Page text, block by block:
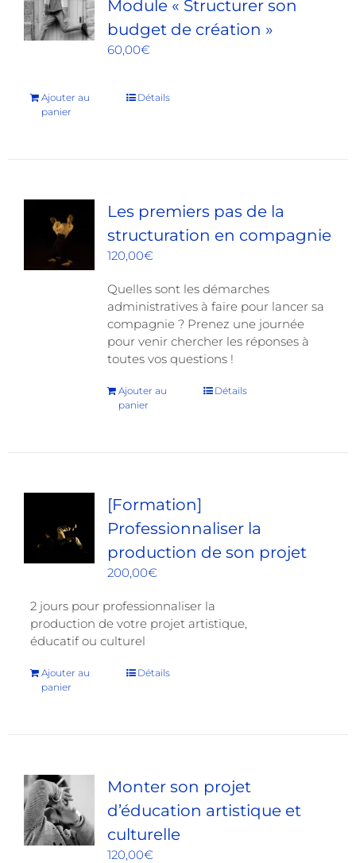
Module « Structurer son
budget de création »
60,00€
Ajouter au
panier
Détails
Les premiers pas de la
structuration en compagnie
120,00€
Quelles sont les démarches
administratives à faire pour lancer sa
compagnie ? Prenez une journée
pour venir chercher les réponses à
toutes vos questions !
Ajouter au
panier
Détails
[Formation]
Professionnaliser la
production de son projet
200,00€
2 jours pour professionnaliser la
production de votre projet artistique,
éducatif ou culturel
Ajouter au
panier
Détails
Monter son projet
d’éducation artistique et
culturelle
120,00€